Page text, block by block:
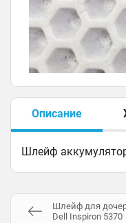
Описание
Шлейф
Шлейф для
Dell Inspiron 5370